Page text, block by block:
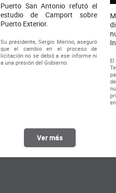
Puerto San Antonio refutó el
estudio de Camport sobre
Puerto Exterior.
Su presidente, Sergio Merino, aseguró
que el cambio en el proceso de
licitación no se debió a ese informe ni
a una presión del Gobierno.
Ver más